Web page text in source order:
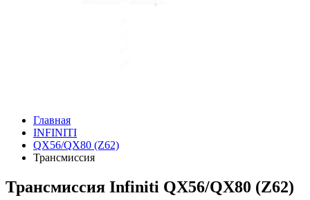
Главная
INFINITI
QX56/QX80 (Z62)
Трансмиссия
Трансмиссия Infiniti QX56/QX80 (Z62)